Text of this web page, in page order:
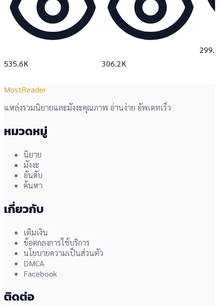
535.6K 306.2K
MostReader
แหล่งรวมนิยายและมังงะคุณภาพ อ่านง่าย อัพเดทเร็ว
หมวดหมู่
นิยาย
มังงะ
อันดับ
ค้นหา
เกี่ยวกับ
เติมเงิน
ข้อตกลงการใช้บริการ
นโยบายความเป็นส่วนตัว
DMCA
Facebook
ติดต่อ